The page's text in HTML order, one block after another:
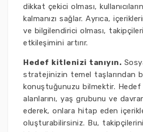
dikkat çekici olması,
kalmanızı sağlar. Ayrıca,
ve bilgilendirici olması,
etkileşimini artırır.
Hedef kitlenizi tanıyın.
stratejinizin temel taşlarından
konuştuğunuzu bilmektir.
alanlarını, yaş grubunu ve
ederek, onlara hitap eden
oluşturabilirsiniz. Bu,